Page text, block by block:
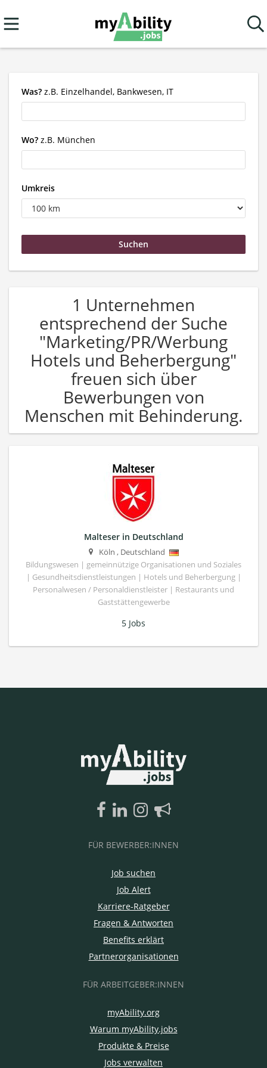
Was? z.B. Einzelhandel, Bankwesen, IT
Wo? z.B. München
Umkreis
1 Unternehmen
entsprechend der Suche
"Marketing/PR/Werbung
Hotels und Beherbergung"
freuen sich über
Bewerbungen von
Menschen mit Behinderung.
Malteser in Deutschland
Köln , Deutschland
Bildungswesen | gemeinnützige Organisationen und Soziales
| Gesundheitsdienstleistungen | Hotels und Beherbergung |
Personalwesen / Personaldienstleister | Restaurants und
Gaststättengewerbe
5 Jobs
FÜR BEWERBER:INNEN
Job suchen
Job Alert
Karriere-Ratgeber
Fragen & Antworten
Benefits erklärt
Partnerorganisationen
FÜR ARBEITGEBER:INNEN
myAbility.org
Warum myAbility.jobs
Produkte & Preise
Jobs verwalten